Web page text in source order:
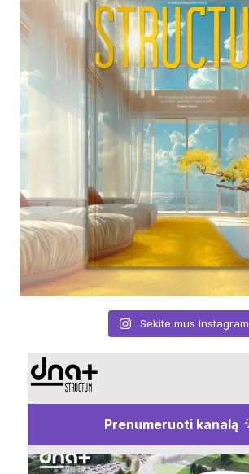
Sekite mus Instagram
Prenumeruoti kanalą